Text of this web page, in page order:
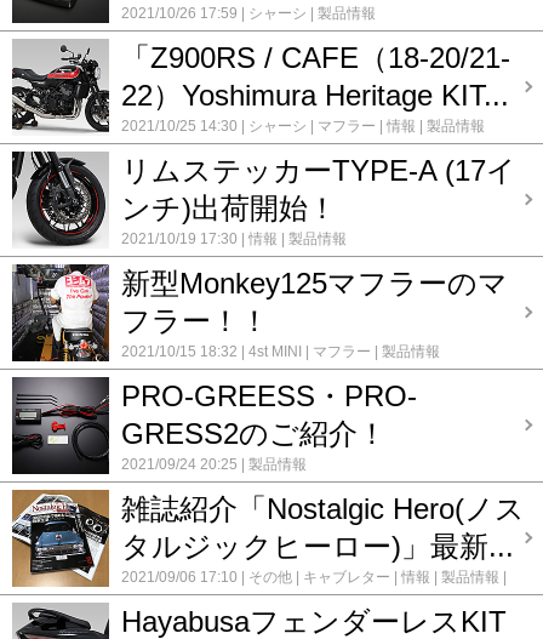
2021/10/26 17:59 シャーシ 製品情報
「Z900RS / CAFE（18-20/21-
22）Yoshimura Heritage KIT...
2021/10/25 14:30 シャーシ マフラー 情報 製品情報
リムステッカーTYPE-A (17イ
ンチ)出荷開始！
2021/10/19 17:30 情報 製品情報
新型Monkey125マフラーのマ
フラー！！
2021/10/15 18:32 4st MINI マフラー 製品情報
PRO-GREESS・PRO-
GRESS2のご紹介！
2021/09/24 20:25 製品情報
雑誌紹介「Nostalgic Hero(ノス
タルジックヒーロー)」最新...
2021/09/06 17:10 その他 キャブレター 情報
製品情報
雑誌
HayabusaフェンダーレスKIT